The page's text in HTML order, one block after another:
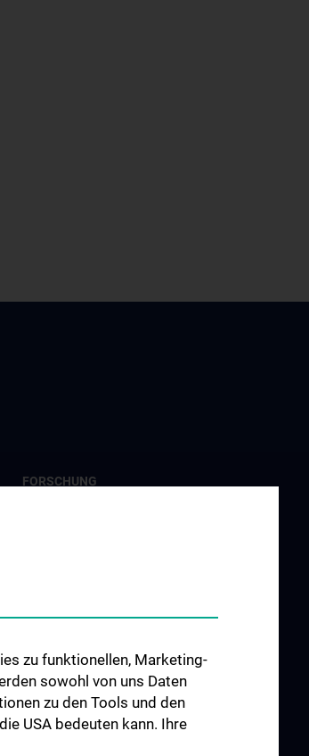
FORSCHUNG
Researcher of the month
zu funktionellen, Marketing-
sowohl von uns Daten
zu den Tools und den
USA bedeuten kann. Ihre